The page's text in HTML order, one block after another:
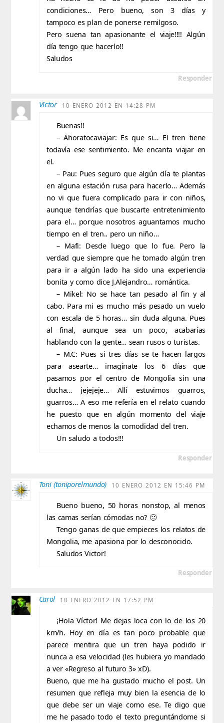
condiciones… Pero bueno, son 3 días y
tampoco es plan de ponerse remilgoso.
Pero suena tan apasionante el viaje!!!! Algún
día tengo que hacerlo!!
Saludos
Responder
Victor 10 ENERO 2012 EN 14:28 PM
Buenas!!
– Ahoratocaviajar: Es que si… El tren tiene
todavía ese sentimiento. Me encanta viajar en
el.
– Pau: Pues seguro que algún día te plantas
en alguna estación rusa para hacerlo… Además
no vi que fuera complicado para ir con niños,
aunque tendrías que buscarte entretenimiento
para el… porque nosotros aguantamos mucho
tiempo en el tren.. pero un niño…
– Mafi: Desde luego que lo fue. Pero la
verdad que siempre que he tomado algún tren
para ir a algún lado ha sido una experiencia
bonita y como dice J.Alejandro… romántica.
– Mikel: No se hace tan pesado al fin y al
cabo. Para mi es mucho más pesado un vuelo
con escala de 5 horas… sin duda alguna. Pues
al final, aunque sea un poco, acabarías
hablando con la gente… sean rusos o turistas.
– M.C: Pues si tres días se te hacen largos
para asearte… imagínate los 6 días que
pasamos por el centro de Mongolia sin una
ducha… jejejeje… Allí estuvimos guarros,
guarros… A eso me refería en el relato cuando
he puesto que en algún momento del viaje
echamos de menos la comodidad del tren.
Un saludo a todos!!!
Responder
Toni (toniporelmundo) 10 ENERO 2012 EN 15:46 PM
Bueno bueno, 50 horas nonstop, al menos
las camas serían cómodas no? 🙂
Tengo ganas de que empieces los relatos de
Mongolia, me apasiona por lo desconocido.
Saludos Victor!
Responder
Carol 10 ENERO 2012 EN 17:52 PM
¡Hola Víctor! Me dejas loca con lo de los 20
km/h. Hoy en día es tan poco probable que
parece mentira que un tren haya podido ir
nunca a esa velocidad (les hubiera yo mandado
a ver «Regreso al futuro 3» xD).
Bueno, que me ha gustado mucho el post. Un
resumen que refleja muy bien la esencia de lo
que debe ser un viaje como ese. Te digo que
me he pasado todo el texto preguntándome si